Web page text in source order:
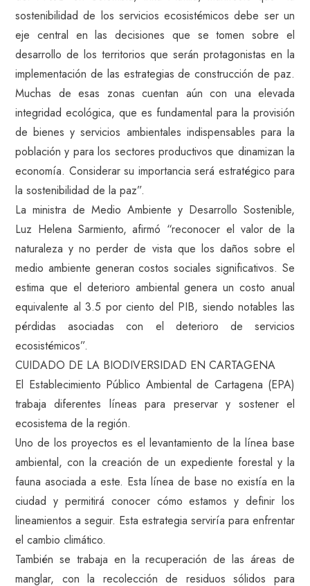
sostenibilidad de los servicios ecosistémicos debe ser un
eje central en las decisiones que se tomen sobre el
desarrollo de los territorios que serán protagonistas en la
implementación de las estrategias de construcción de paz.
Muchas de esas zonas cuentan aún con una elevada
integridad ecológica, que es fundamental para la provisión
de bienes y servicios ambientales indispensables para la
población y para los sectores productivos que dinamizan la
economía. Considerar su importancia será estratégico para
la sostenibilidad de la paz”.
La ministra de Medio Ambiente y Desarrollo Sostenible,
Luz Helena Sarmiento, afirmó “reconocer el valor de la
naturaleza y no perder de vista que los daños sobre el
medio ambiente generan costos sociales significativos. Se
estima que el deterioro ambiental genera un costo anual
equivalente al 3.5 por ciento del PIB, siendo notables las
pérdidas asociadas con el deterioro de servicios
ecosistémicos”.
CUIDADO DE LA BIODIVERSIDAD EN CARTAGENA
El Establecimiento Público Ambiental de Cartagena (EPA)
trabaja diferentes líneas para preservar y sostener el
ecosistema de la región.
Uno de los proyectos es el levantamiento de la línea base
ambiental, con la creación de un expediente forestal y la
fauna asociada a este. Esta línea de base no existía en la
ciudad y permitirá conocer cómo estamos y definir los
lineamientos a seguir. Esta estrategia serviría para enfrentar
el cambio climático.
También se trabaja en la recuperación de las áreas de
manglar, con la recolección de residuos sólidos para